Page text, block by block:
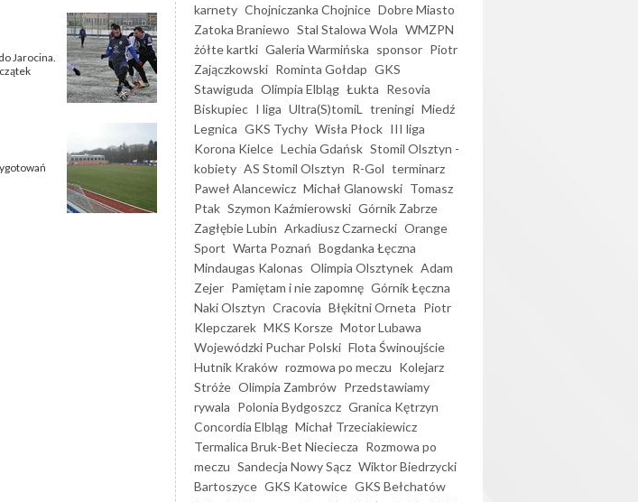
Jarocina.
karnety Chojniczanka Chojnice Dobre Miasto
Zatoka Braniewo Stal Stalowa Wola WMZPN
żółte kartki Galeria Warmińska sponsor Piotr
Zajączkowski Rominta Gołdap GKS
Stawiguda Olimpia Elbląg Łukta Resovia
Biskupiec I liga Ultra(S)tomiL treningi Miedź
Legnica GKS Tychy Wisła Płock III liga
Korona Kielce Lechia Gdańsk Stomil Olsztyn -
kobiety AS Stomil Olsztyn R-Gol terminarz
Paweł Alancewicz Michał Glanowski Tomasz
Ptak Szymon Kaźmierowski Górnik Zabrze
Zagłębie Lubin Arkadiusz Czarnecki Orange
Sport Warta Poznań Bogdanka Łęczna
Mindaugas Kalonas Olimpia Olsztynek Adam
Zejer Pamiętam i nie zapomnę Górnik Łęczna
Naki Olsztyn Cracovia Błękitni Orneta Piotr
Klepczarek MKS Korsze Motor Lubawa
Wojewódzki Puchar Polski Flota Świnoujście
Hutnik Kraków rozmowa po meczu Kolejarz
Stróże Olimpia Zambrów Przedstawiamy
rywala Polonia Bydgoszcz Granica Kętrzyn
Concordia Elbląg Michał Trzeciakiewicz
Termalica Bruk-Bet Nieciecza Rozmowa po
meczu Sandecja Nowy Sącz Wiktor Biedrzycki
Bartoszyce GKS Katowice GKS Bełchatów